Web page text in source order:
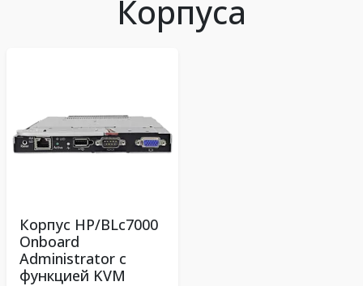
Корпуса
Корпус HP/BLc7000
Onboard
Administrator с
функцией KVM